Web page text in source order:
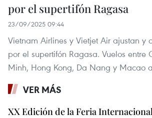
por el supertifón Ragasa
23/09/2025 09:44
Vietnam Airlines y Vietjet Air ajustan y
por el supertifón Ragasa. Vuelos entre
Minh, Hong Kong, Da Nang y Macao
VER MÁS
XX Edición de la Feria Internacional